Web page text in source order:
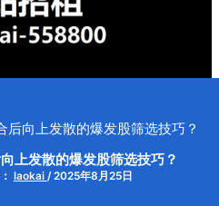
后向上发散的爆发股筛选技巧？
上发散的爆发股筛选技巧？
laokai /2025年8月25日